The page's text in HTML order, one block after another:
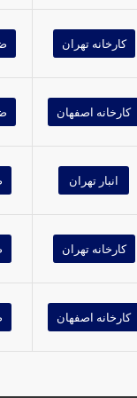
کارخانه تهران
کارخانه اصفهان
انبار تهران
کارخانه تهران
کارخانه اصفهان